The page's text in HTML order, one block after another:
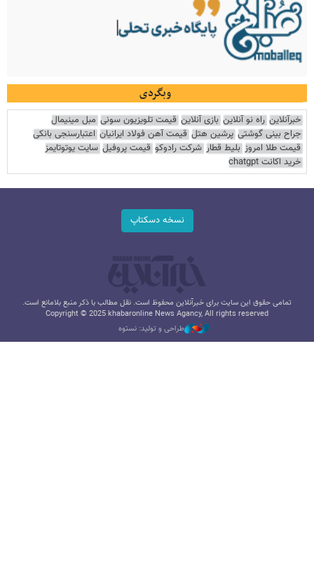
وبگردی
خبرآنلاین راه نو آنلاین بازی آنلاین قیمت تلویزیون سونی مبل مینیمال
جراح بینی گوشتی پرشین هتل قیمت آهن فولاد ایرانیان اعتبارسنجی بانکی
قیمت طلا امروز بلیط قطار شرکت رادوکو قیمت پروفیل سایت یوتوتایمز
خرید اکانت chatgpt
نسخه دسکتاپ
تمامی حقوق این سایت برای خبرآنلاین محفوظ است. نقل مطالب با ذکر منبع بلامانع است.
Copyright © 2025 khabaronline News Agancy, All rights reserved
طراحی و تولید: نستوه